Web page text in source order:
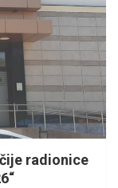
radionice